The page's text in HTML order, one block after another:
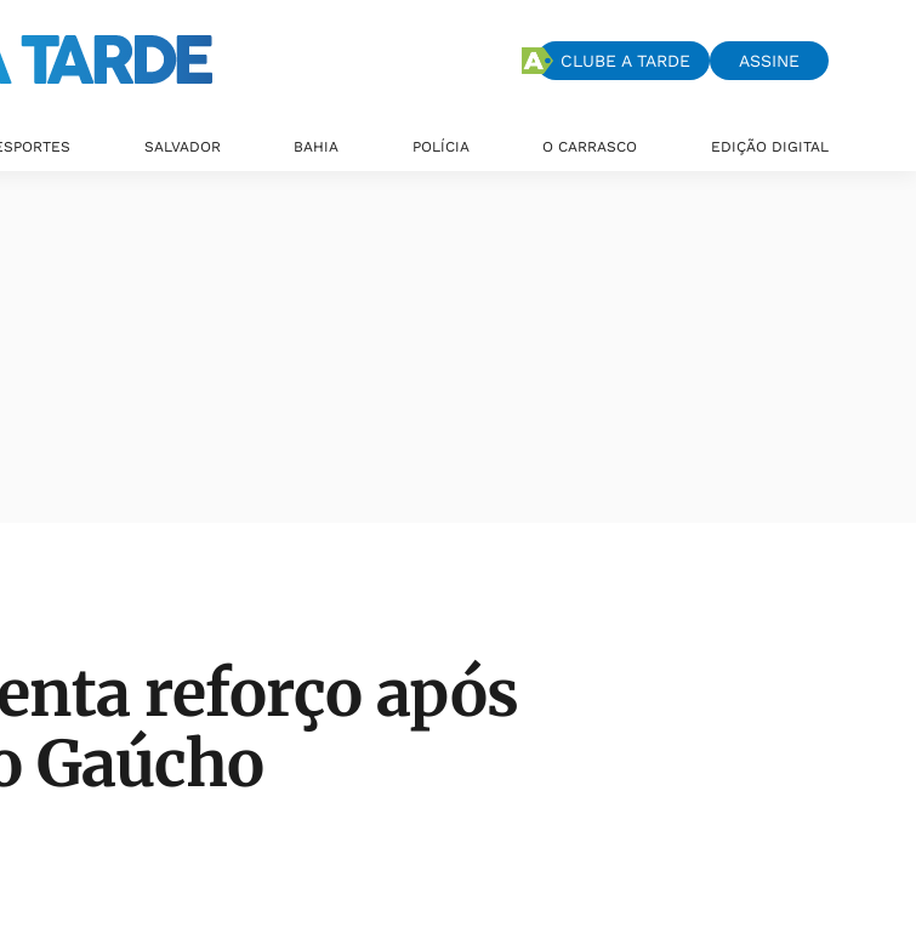
CLUBE A TARDE ASSINE
SALVADOR BAHIA POLÍCIA O CARRASCO EDIÇÃO DIGITAL
reforço após
Gaúcho